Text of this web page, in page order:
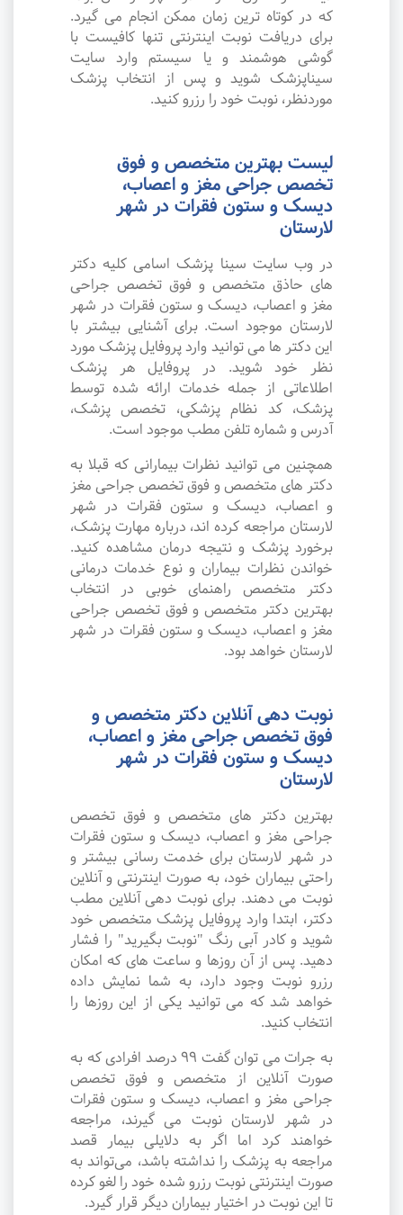
که در کوتاه ترین زمان ممکن انجام می گیرد.
برای دریافت نوبت اینترنتی تنها کافیست با
گوشی هوشمند و یا سیستم وارد سایت
سیناپزشک شوید و پس از انتخاب پزشک
موردنظر، نوبت خود را رزرو کنید.
لیست بهترین متخصص و فوق
تخصص جراحی مغز و اعصاب،
دیسک و ستون فقرات در شهر
لارستان
در وب سایت سینا پزشک اسامی کلیه دکتر
های حاذق متخصص و فوق تخصص جراحی
مغز و اعصاب، دیسک و ستون فقرات در شهر
لارستان موجود است. برای آشنایی بیشتر با
این دکتر ها می توانید وارد پروفایل پزشک مورد
نظر خود شوید. در پروفایل هر پزشک
اطلاعاتی از جمله خدمات ارائه شده توسط
پزشک، کد نظام پزشکی، تخصص پزشک،
آدرس و شماره تلفن مطب موجود است.
همچنین می توانید نظرات بیمارانی که قبلا به
دکتر های متخصص و فوق تخصص جراحی مغز
و اعصاب، دیسک و ستون فقرات در شهر
لارستان مراجعه کرده اند، درباره مهارت پزشک،
برخورد پزشک و نتیجه درمان مشاهده کنید.
خواندن نظرات بیماران و نوع خدمات درمانی
دکتر متخصص راهنمای خوبی در انتخاب
بهترین دکتر متخصص و فوق تخصص جراحی
مغز و اعصاب، دیسک و ستون فقرات در شهر
لارستان خواهد بود.
نوبت دهی آنلاین دکتر متخصص و
فوق تخصص جراحی مغز و اعصاب،
دیسک و ستون فقرات در شهر
لارستان
بهترین دکتر های متخصص و فوق تخصص
جراحی مغز و اعصاب، دیسک و ستون فقرات
در شهر لارستان برای خدمت رسانی بیشتر و
راحتی بیماران خود، به صورت اینترنتی و آنلاین
نوبت می دهند. برای نوبت دهی آنلاین مطب
دکتر، ابتدا وارد پروفایل پزشک متخصص خود
شوید و کادر آبی رنگ "نوبت بگیرید" را فشار
دهید. پس از آن روزها و ساعت های که امکان
رزرو نوبت وجود دارد، به شما نمایش داده
خواهد شد که می توانید یکی از این روزها را
انتخاب کنید.
به جرات می‌ توان گفت ۹۹ درصد افرادی که به
صورت آنلاین از متخصص و فوق تخصص
جراحی مغز و اعصاب، دیسک و ستون فقرات
در شهر لارستان نوبت می گیرند، مراجعه
خواهند کرد اما اگر به دلایلی بیمار قصد
مراجعه به پزشک را نداشته باشد، می‌تواند به
صورت اینترنتی نوبت رزرو شده خود را لغو کرده
تا این نوبت در اختیار بیماران دیگر قرار گیرد.